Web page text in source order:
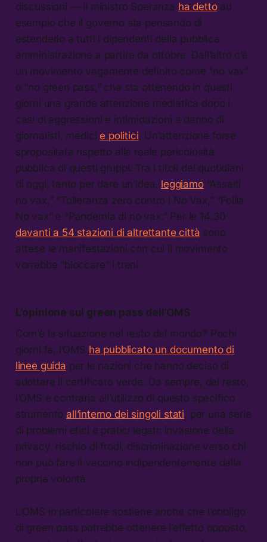
discussioni — il ministro Speranza ha dettoad
esempio che il governo sta pensando di
estenderlo a tutti i dipendenti della pubblica
amministrazione a partire da ottobre. Dall’altro c’è
un movimento vagamente definito come “no vax”
o “no green pass,” che sta ottenendo in questi
giorni una grande attenzione mediatica dopo i
casi di aggressioni e intimidazioni a danno di
giornalisti, medici e politici. Un’attenzione forse
spropositata rispetto alla reale pericolosità
pubblica di questi gruppi. Tra i titoli dei quotidiani
di oggi, tanto per dare un’idea, leggiamo“Assalti
no vax,” “Tolleranza zero contro i No Vax,” “Follia
No vax” e “Pandemia di no vax.” Per le 14:30
davanti a 54 stazioni di altrettante città sono
attese le manifestazioni con cui il movimento
vorrebbe “bloccare” i treni.
L’opinione sui green pass dell’OMS
Com’è la situazione nel resto del mondo? Pochi
giorni fa, l’OMS ha pubblicato un documento di
linee guida per le nazioni che hanno deciso di
adottare il certificato verde. Da sempre, del resto,
l’OMS è contraria all’utilizzo di questo specifico
strumentoall’interno dei singoli stati, per una serie
di problemi etici e pratici legati: invasione della
privacy, rischio di frodi, discriminazione verso chi
non può fare il vaccino indipendentemente dalla
propria volontà.
L’OMS in particolare sostiene anche che l’obbligo
di green pass potrebbe ottenere l’effetto opposto,